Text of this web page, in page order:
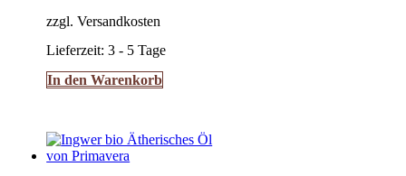
zzgl. Versandkosten
Lieferzeit:3 - 5 Tage
In den Warenkorb